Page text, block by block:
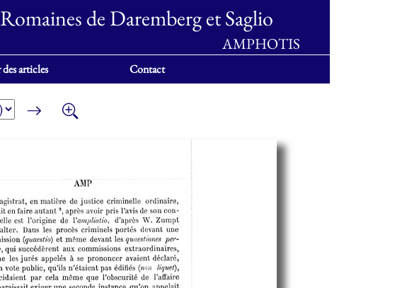
de Daremberg et Saglio
AMPHOTIS
articles Contact